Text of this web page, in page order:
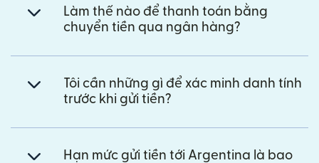
Làm thế nào để thanh toán bằng
chuyển tiền qua ngân hàng?
Tôi cần những gì để xác minh danh tính
trước khi gửi tiền?
Hạn mức gửi tiền tới Argentina là bao